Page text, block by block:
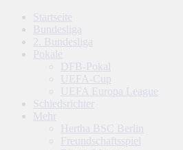
Startseite
Bundesliga
2. Bundesliga
Pokale
DFB-Pokal
UEFA-Cup
UEFA Europa League
Schiedsrichter
Mehr
Hertha BSC Berlin
Freundschaftsspiel